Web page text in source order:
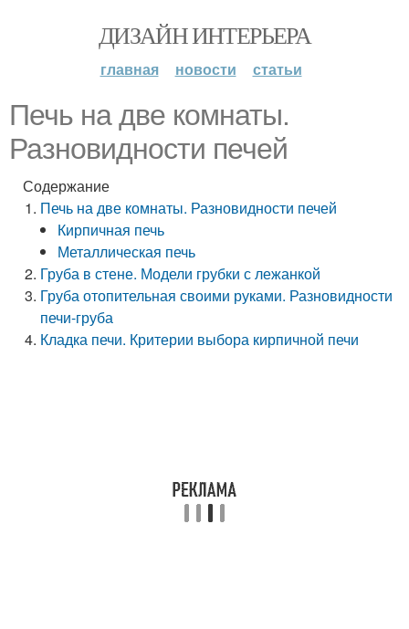
ДИЗАЙН ИНТЕРЬЕРА
главная новости статьи
Печь на две комнаты.
Разновидности печей
Содержание
Печь на две комнаты. Разновидности печей
Кирпичная печь
Металлическая печь
Груба в стене. Модели грубки с лежанкой
Груба отопительная своими руками. Разновидности
печи-груба
Кладка печи. Критерии выбора кирпичной печи